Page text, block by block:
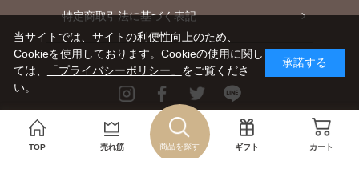
TOP 売れ筋 商品を探す ギフト カート
特定商取引法に基づく表記
InstagramFacebookTwitter
Copyright©AGC TECHNO GLASS CO., LTD.
ALL RIGHTS RESERVED.
当サイトでは、サイトの利便性向上のため、
Cookieを使用しております。Cookieの使用に関し
ては、
「プライバシーポリシー」 をご覧くださ
い。
承諾する